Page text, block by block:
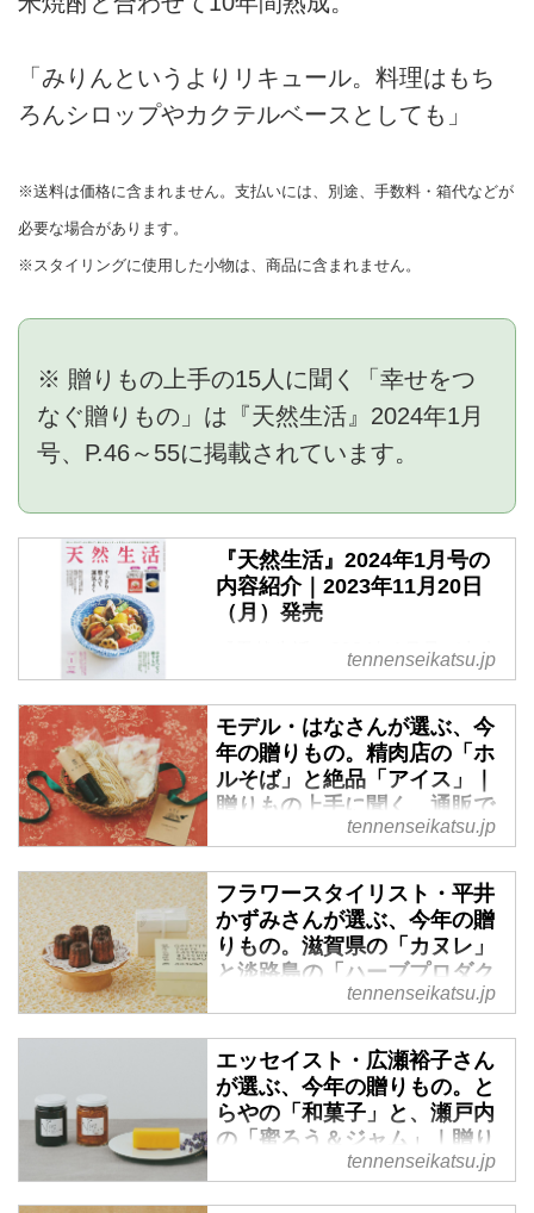
「みりんというよりリキュール。料理はもち
ろんシロップやカクテルベースとしても」
※送料は価格に含まれません。支払いには、別途、手数料・箱代などが
必要な場合があります。
※スタイリングに使用した小物は、商品に含まれません。
※ 贈りもの上手の15人に聞く「幸せをつ
なぐ贈りもの」は『天然生活』2024年1月
号、P.46～55に掲載されています。
『天然生活』2024年1月号の
内容紹介｜2023年11月20日
（月）発売
『天然生活』2024年1月号が出来
ました。11月20日（月）発売 で
す。今号は、別冊付録に「二十四
節気七十二候の暮らしカレンダー
2024」と「冬のとっておきレシ
ピ」の2冊が付いています。特別
定価990円（税込）※地域により
発売日が異なります
tennenseikatsu.jp
モデル・はなさんが選ぶ、今
年の贈りもの。精肉店の「ホ
ルそば」と絶品「アイス」｜
贈りもの上手に聞く、通販で
きる贈りもの - 天然生活web
受け取る方の笑顔を思い浮かべな
がらお取り寄せしたり、手土産を
買いに出かけたり。 お世話にな
ったあの方や、ごぶさたしている
あの方へ。贈りもの上手のモデ
ル・はなさんに、通販もできるお
すすめを教わりました。「ありが
とう」と「お元気ですか」の気持
ちを込めて。（『天然生活』
2024年1月号掲載）
tennenseikatsu.jp
フラワースタイリスト・平井
かずみさんが選ぶ、今年の贈
りもの。滋賀県の「カヌレ」
と淡路島の「ハーブプロダク
ト」｜贈りもの上手に聞く、
活web
受け取る方の笑顔を思い浮かべな
がらお取り寄せしたり、手土産を
買いに出かけたり。お世話になっ
たあの方や、ごぶさたしているあ
tennenseikatsu.jp
エッセイスト・広瀬裕子さん
が選ぶ、今年の贈りもの。と
らやの「和菓子」と、瀬戸内
の「蜜ろう＆ジャム」｜贈り
もの上手に聞く、通販できる
tennenseikatsu.jp